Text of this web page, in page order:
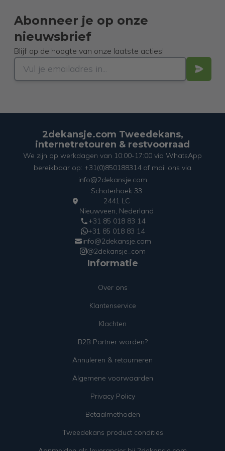
Abonneer je op onze
nieuwsbrief
Blijf op de hoogte van onze laatste acties!
2dekansje.com Tweedekans,
internetretouren & restvoorraad
We zijn op werkdagen van 10:00-17:00 via WhatsApp
bereikbaar op: +31(0)850188314 of mail ons via
info@2dekansje.com
Schoterhoek 33
2441 LC
Nieuwveen, Nederland
+31 85 018 83 14
+31 85 018 83 14
info@2dekansje.com
@2dekansje_com
Informatie
Over ons
Klantenservice
Klachten
B2B Partner worden?
Annuleren & retourneren
Algemene voorwaarden
Privacy Policy
Betaalmethoden
Tweedekans product condities